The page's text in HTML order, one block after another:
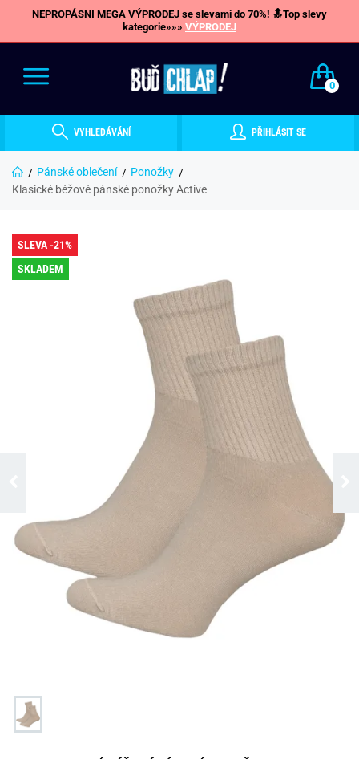
NEPROPÁSNI MEGA VÝPRODEJ se slevami do 70%! 🔝Top slevy
kategorie»»» VÝPRODEJ
0
VYHLEDÁVÁNÍ PŘIHLÁSIT SE
Pánské oblečení
Ponožky
Klasické béžové pánské ponožky Active
SLEVA -21%
SKLADEM